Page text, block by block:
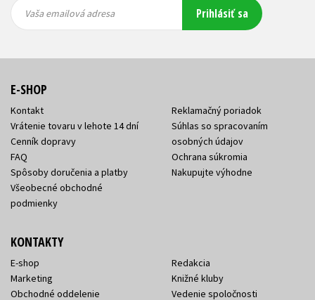
emailová
emailová
Vaša emailová adresa Prihlásiť sa
E-SHOP
Kontakt
Vrátenie tovaru v lehote 14 dní
Cenník dopravy
FAQ
Spôsoby doručenia a platby
Všeobecné obchodné
podmienky
Reklamačný poriadok
Súhlas so spracovaním
osobných údajov
Ochrana súkromia
Nakupujte výhodne
KONTAKTY
E-shop
Marketing
Obchodné oddelenie
Redakcia
Knižné kluby
Vedenie spoločnosti